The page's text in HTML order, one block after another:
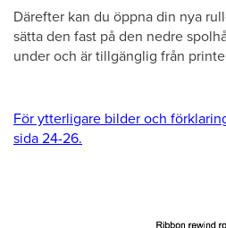
Därefter kan du öppna din nya
sätta den fast på den nedre
under och är tillgänglig från
För ytterligare bilder och
sida 24-26.